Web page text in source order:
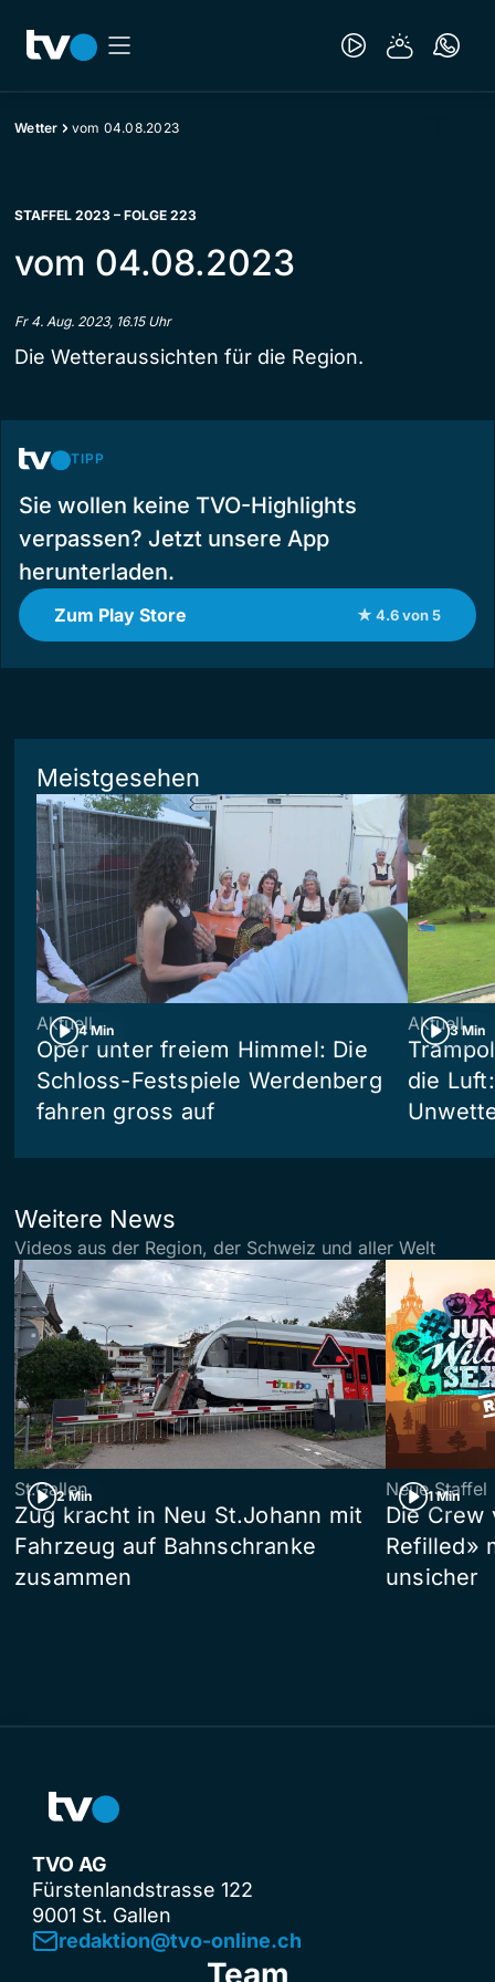
Wetter vom 04.08.2023
STAFFEL 2023 – FOLGE 223
vom 04.08.2023
Fr 4. Aug. 2023, 16.15 Uhr
Die Wetteraussichten für die Region.
TIPP
Sie wollen keine TVO-Highlights
verpassen? Jetzt unsere App
herunterladen.
Zum Play Store ★ 4.6 von 5
Meistgesehen
4 Min
Aktuell
Oper unter freiem Himmel: Die
Schloss-Festspiele Werdenberg
fahren gross auf
3 Min
Aktuell
die
Weitere News
Videos aus der Region, der Schweiz und aller Welt
2 Min
St.Gallen
Zug kracht in Neu St.Johann mit
Fahrzeug auf Bahnschranke
zusammen
1 Min
Neue Staffel
Die Crew
Refilled»
unsicher
TVO AG
Fürstenlandstrasse 122
9001 St. Gallen
redaktion@tvo-online.ch
Team